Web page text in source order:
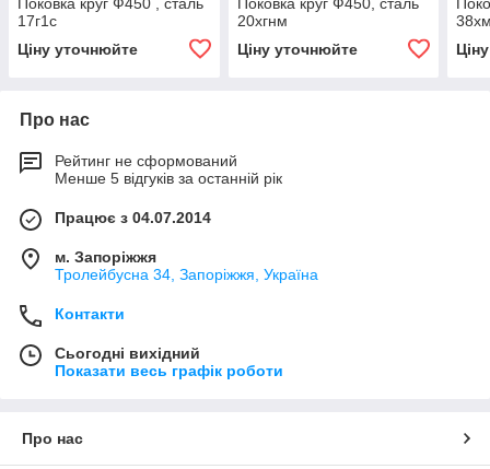
17г1с
Ціну уточнюйте
20хгнм
Ціну уточнюйте
Про нас
Рейтинг не сформований
Менше 5 відгуків за останній рік
Працює з 04.07.2014
м. Запоріжжя
Тролейбусна 34, Запоріжжя, Україна
Контакти
Сьогодні вихідний
Показати весь графік роботи
Про нас